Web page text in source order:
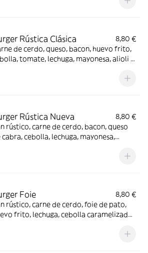
Rústica Clásica
8,80 €
de cerdo, queso, bacon, huevo frito,
tomate, lechuga, mayonesa, alioli y
Rústica Nueva
8,80 €
rústico, carne de cerdo, bacon, queso
cabra, cebolla, lechuga, mayonesa,
Foie
8,80 €
rústico, carne de cerdo, foie de pato,
frito, lechuga, cebolla caramelizada